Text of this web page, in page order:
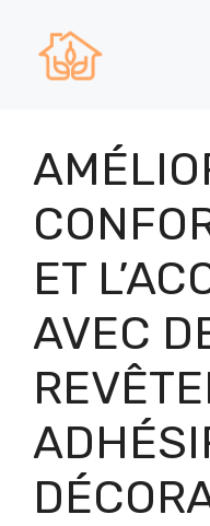
contenu
ET
AVEC